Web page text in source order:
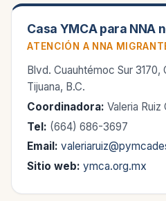
Casa YMCA para NNA
ATENCIÓN A NNA
Blvd. Cuauhtémoc Sur 3170,
Tijuana, B.C.
Coordinadora: Valeria Ruiz
Tel: (664) 686-3697
Email:
Sitio web: ymca.org.mx